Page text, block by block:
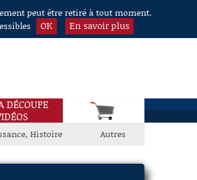
peut être retiré à tout moment.
OK En savoir plus
DÉCOUPE
Histoire Autres